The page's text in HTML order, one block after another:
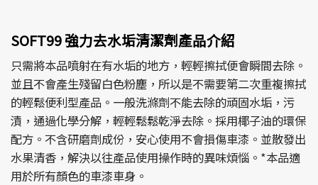
SOFT99 強力去水垢清潔劑產品介紹
只需將本品噴射在有水垢的地方，輕輕擦拭便會瞬間去除。
並且不會產生殘留白色粉塵，所以是不需要第二次重複擦拭
的輕鬆便利型產品。一般洗滌劑不能去除的頑固水垢，污
漬，通過化學分解，輕輕鬆鬆乾淨去除。採用椰子油的環保
配方。不含研磨劑成份，安心使用不會損傷車漆。並散發出
水果清香，解決以往產品使用操作時的異味煩惱。*本品適
用於所有顏色的車漆車身。